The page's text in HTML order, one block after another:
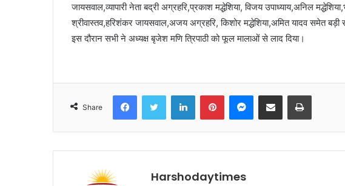
जायसवाल,व्यापारी नेता बद्री अग्रहरि,प्रकाश मद्धेशिया, विजय उपाध्याय,अनिल
श्रीवास्तव,हरिशंकर जायसवाल,अजय अग्रहरि, किशोर मद्धेशिया,अमित यादव समेत बड़ी
इस दौरान सभी ने अध्यक्ष बृजेश मणि त्रिपाठी को फूल मालाओं से लाद दिया।
Share
FacebookTwitter LinkedInPinterestMessenger
Share via Email Print
Harshodaytimes